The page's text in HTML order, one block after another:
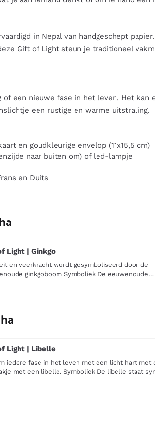
in Nepal van handgeschept
Gift of Light steun je traditioneel
een nieuwe fase in het leven. Het kan
een rustige en warme uitstraling.
en goudkleurige envelop (11x15,5 cm)
naar buiten om) of led-lampje
en Duits
Light | Ginkgo
en veerkracht wordt gesymboliseerd door de
ginkgoboom Symboliek De eeuwenoude
gezien als symbool van levensk...
Light | Libelle
iedere fase in het leven met een licht hart met
een libelle. Symboliek De libelle staat symbool